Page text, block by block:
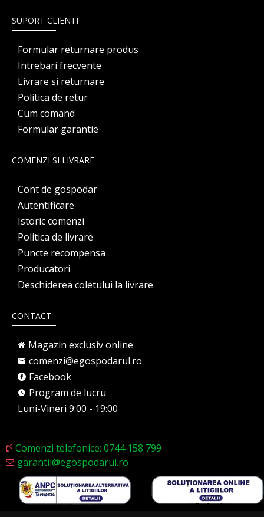
SUPORT CLIENTI
Formular returnare produs
Intrebari frecvente
Livrare si returnare
Politica de retur
Cum comand
Formular garantie
COMENZI SI LIVRARE
Cont de gospodar
Autentificare
Istoric comenzi
Politica de livrare
Puncte recompensa
Producatori
Deschiderea coletului la livrare
CONTACT
Magazin exclusiv online
comenzi@egospodarul.ro
Facebook
Program de lucru
Luni-Vineri 9:00 - 19:00
Comenzi telefonice: 0744 158 799
garantii@egospodarul.ro